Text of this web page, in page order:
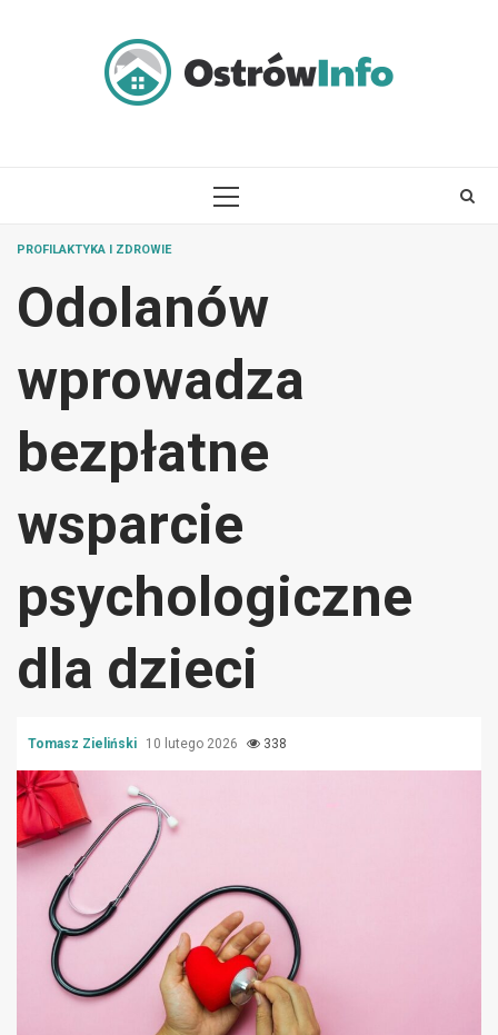
PRIMARY
PROFILAKTYKA I ZDROWIE
Odolanów
wprowadza
bezpłatne
wsparcie
psychologiczne
dla dzieci
Tomasz Zieliński 10 lutego 2026 338